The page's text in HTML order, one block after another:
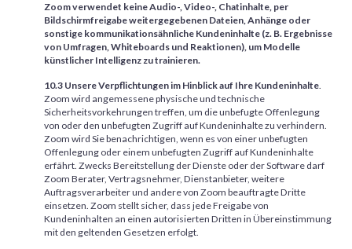
Zoom verwendet keine Audio-, Video-, Chatinhalte, per
Bildschirmfreigabe weitergegebenen Dateien, Anhänge oder
sonstige kommunikationsähnliche Kundeninhalte (z. B. Ergebnisse
von Umfragen, Whiteboards und Reaktionen), um Modelle
künstlicher Intelligenz zu trainieren.
10.3 Unsere Verpflichtungen im Hinblick auf Ihre Kundeninhalte.
Zoom wird angemessene physische und technische
Sicherheitsvorkehrungen treffen, um die unbefugte Offenlegung
von oder den unbefugten Zugriff auf Kundeninhalte zu verhindern.
Zoom wird Sie benachrichtigen, wenn es von einer unbefugten
Offenlegung oder einem unbefugten Zugriff auf Kundeninhalte
erfährt. Zwecks Bereitstellung der Dienste oder der Software darf
Zoom Berater, Vertragsnehmer, Dienstanbieter, weitere
Auftragsverarbeiter und andere von Zoom beauftragte Dritte
einsetzen. Zoom stellt sicher, dass jede Freigabe von
Kundeninhalten an einen autorisierten Dritten in Übereinstimmung
mit den geltenden Gesetzen erfolgt.